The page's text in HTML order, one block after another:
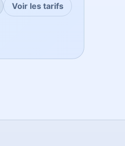
Voir les tarifs